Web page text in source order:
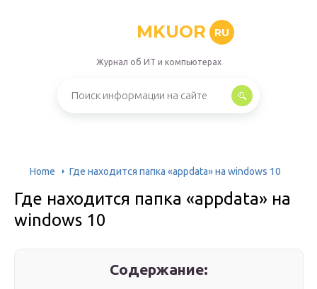
MKUOR RU
Журнал об ИТ и компьютерах
Home Где находится папка «appdata» на windows 10
Где находится папка «appdata» на
windows 10
Содержание: